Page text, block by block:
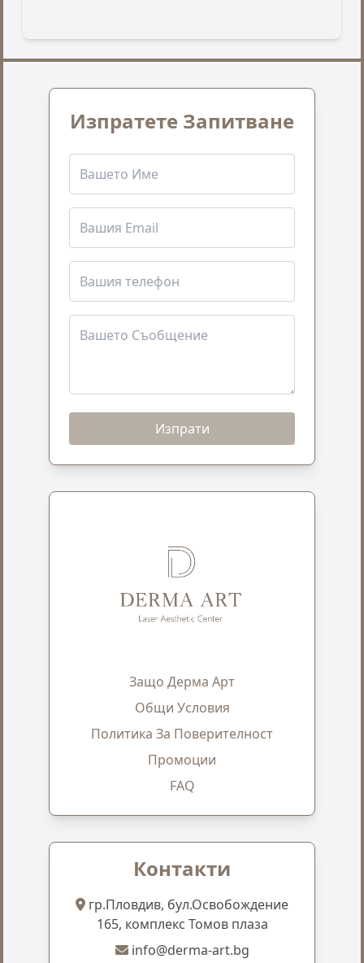
Изпратете Запитване
Изпрати
Защо Дерма Арт
Общи Условия
Политика За Поверителност
Промоции
FAQ
Контакти
гр.Пловдив, бул.Освобождение
165, комплекс Томов плаза
info@derma-art.bg